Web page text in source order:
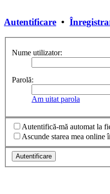
Autentificare •
Nume utilizator:
Parolă:
Am uitat parola
Autentifică-mă automat la
Ascunde starea mea online